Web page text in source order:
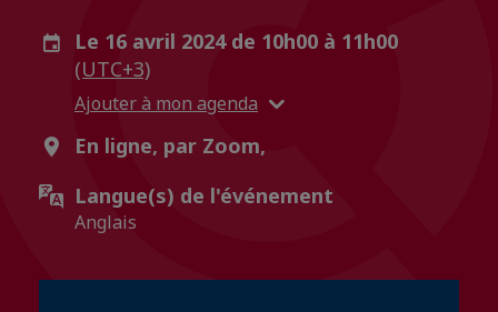
Le 16 avril 2024 de 10h00 à 11h00
(UTC+3)
Ajouter à mon agenda
En ligne, par Zoom,
Langue(s) de l'événement
Anglais